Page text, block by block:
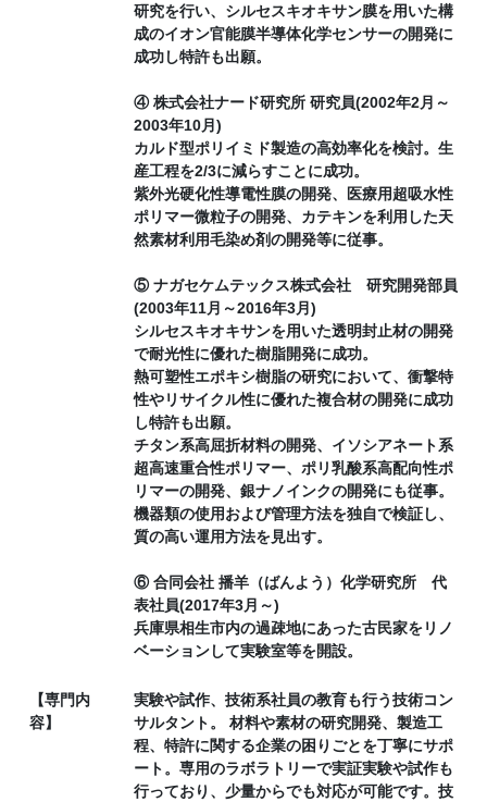
研究を行い、シルセスキオキサン膜を用いた構
成のイオン官能膜半導体化学センサーの開発に
成功し特許も出願。
④ 株式会社ナード研究所 研究員(2002年2月～
2003年10月)
カルド型ポリイミド製造の高効率化を検討。生
産工程を2/3に減らすことに成功。
紫外光硬化性導電性膜の開発、医療用超吸水性
ポリマー微粒子の開発、カテキンを利用した天
然素材利用毛染め剤の開発等に従事。
⑤ ナガセケムテックス株式会社 研究開発部員
(2003年11月～2016年3月)
シルセスキオキサンを用いた透明封止材の開発
で耐光性に優れた樹脂開発に成功。
熱可塑性エポキシ樹脂の研究において、衝撃特
性やリサイクル性に優れた複合材の開発に成功
し特許も出願。
チタン系高屈折材料の開発、イソシアネート系
超高速重合性ポリマー、ポリ乳酸系高配向性ポ
リマーの開発、銀ナノインクの開発にも従事。
機器類の使用および管理方法を独自で検証し、
質の高い運用方法を見出す。
⑥ 合同会社 播羊（ばんよう）化学研究所 代
表社員(2017年3月～)
兵庫県相生市内の過疎地にあった古民家をリノ
ベーションして実験室等を開設。
【専門内
容】
実験や試作、技術系社員の教育も行う技術コン
サルタント。 材料や素材の研究開発、製造工
程、特許に関する企業の困りごとを丁寧にサポ
ート。専用のラボラトリーで実証実験や試作も
行っており、少量からでも対応が可能です。技